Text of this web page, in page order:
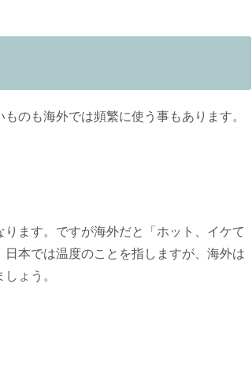
のも海外では頻繁に使う事もあります。
ます。ですが海外だと「ホット、イケて
本では温度のことを指しますが、海外は
ょう。